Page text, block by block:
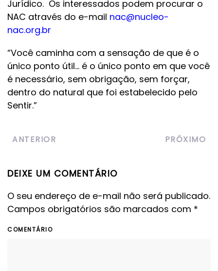
Jurídico. Os interessados podem procurar o
NAC através do e-mail nac@nucleo-
nac.org.br
“Você caminha com a sensação de que é o
único ponto útil… é o único ponto em que você
é necessário, sem obrigação, sem forçar,
dentro do natural que foi estabelecido pelo
Sentir.”
ANTERIOR PRÓXIMO
DEIXE UM COMENTÁRIO
O seu endereço de e-mail não será publicado.
Campos obrigatórios são marcados com *
COMENTÁRIO